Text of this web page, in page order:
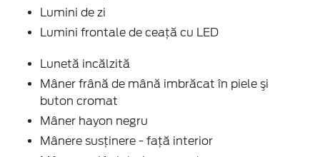
Lumini de zi
Lumini frontale de ceață cu LED
Lunetă incălzită
Mâner frână de mână imbrăcat în piele şi
buton cromat
Mâner hayon negru
Mânere susținere - față interior